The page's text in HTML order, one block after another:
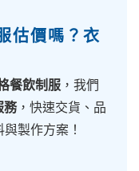
估價嗎？衣
餐飲制服 ，我們
務，快速交貨、品
製作方案！